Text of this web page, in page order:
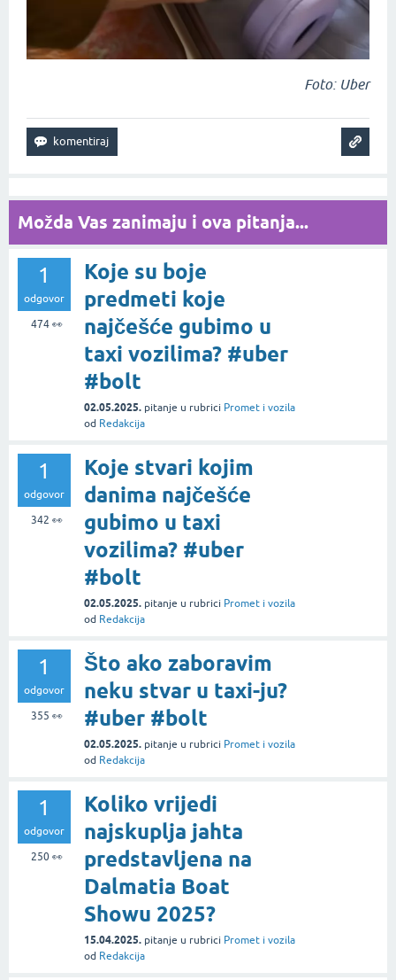
Foto: Uber
Možda Vas zanimaju i ova pitanja...
1
odgovor
474👀
Koje su boje
predmeti koje
najčešće gubimo u
taxi vozilima? #uber
#bolt
02.05.2025. pitanje u rubrici Promet i vozila
od Redakcija
1
odgovor
342 👀
Koje stvari kojim
danima najčešće
gubimo u taxi
vozilima? #uber
#bolt
02.05.2025. pitanje u rubrici Promet i vozila
od Redakcija
1
odgovor
355 👀
Što ako zaboravim
neku stvar u taxi-ju?
#uber #bolt
02.05.2025. pitanje u rubrici Promet i vozila
od Redakcija
1
odgovor
250👀
Koliko vrijedi
najskuplja jahta
predstavljena na
Dalmatia Boat
Showu 2025?
15.04.2025. pitanje u rubrici Promet i vozila
od Redakcija